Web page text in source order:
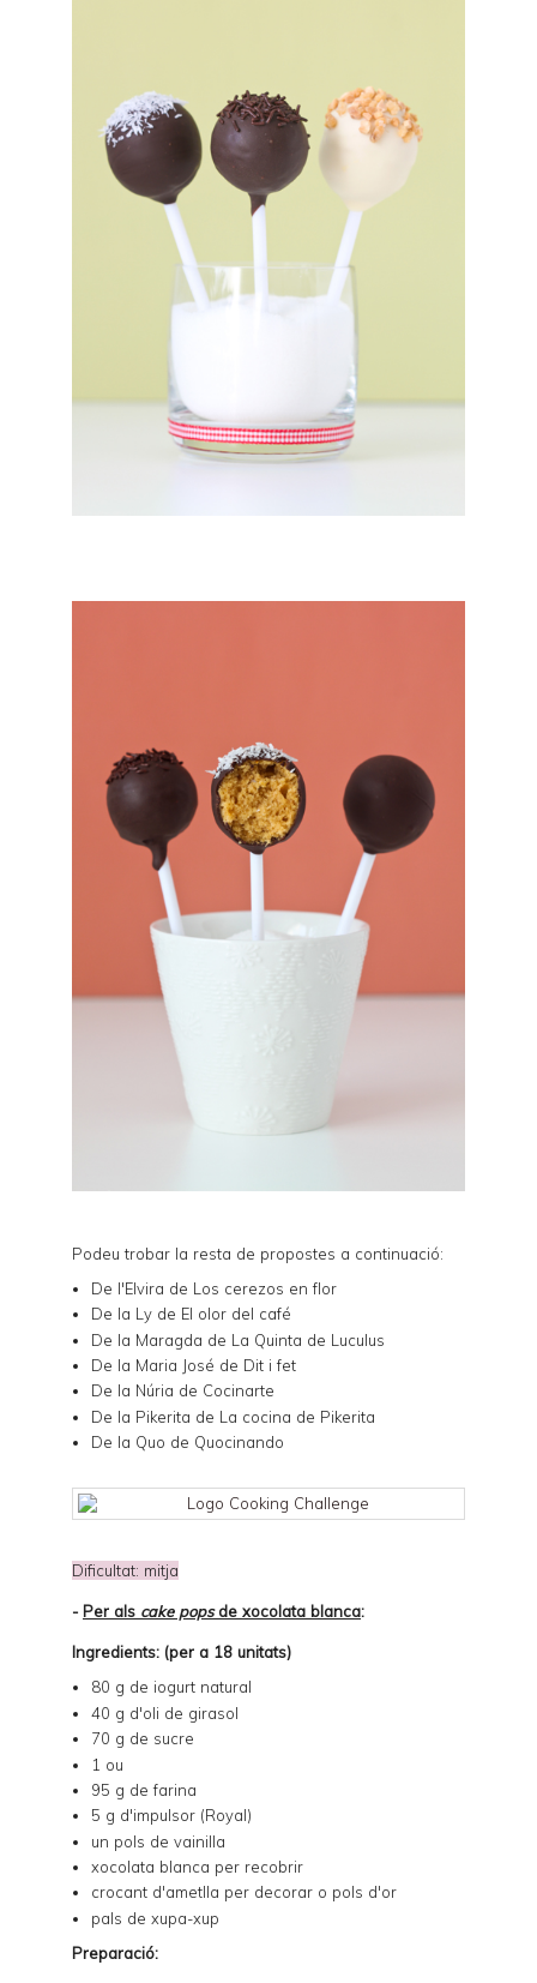
Podeu trobar la resta de propostes a continuació:
De l'Elvira de Los cerezos en flor
De la Ly de El olor del café
De la Maragda de La Quinta de Luculus
De la Maria José de Dit i fet
De la Núria de Cocinarte
De la Pikerita de La cocina de Pikerita
De la Quo de Quocinando
Dificultat: mitja
- Per als cake popsde xocolata blanca:
Ingredients: (per a 18 unitats)
80 g de iogurt natural
40 g d'oli de girasol
70 g de sucre
1 ou
95 g de farina
5 g d'impulsor (Royal)
un pols de vainilla
xocolata blanca per recobrir
crocant d'ametlla per decorar o pols d'or
pals de xupa-xup
Preparació: